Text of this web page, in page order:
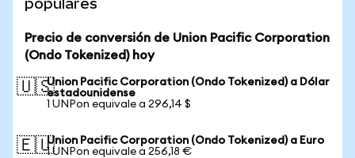
populares
Precio de conversión de Union Pacific Corporation
(Ondo Tokenized) hoy
🇺🇸Union Pacific Corporation (Ondo Tokenized) a Dólar
estadounidense
1 UNPon equivale a 296,14 $
🇪🇺Union Pacific Corporation (Ondo Tokenized) a Euro
1 UNPon equivale a 256,18 €